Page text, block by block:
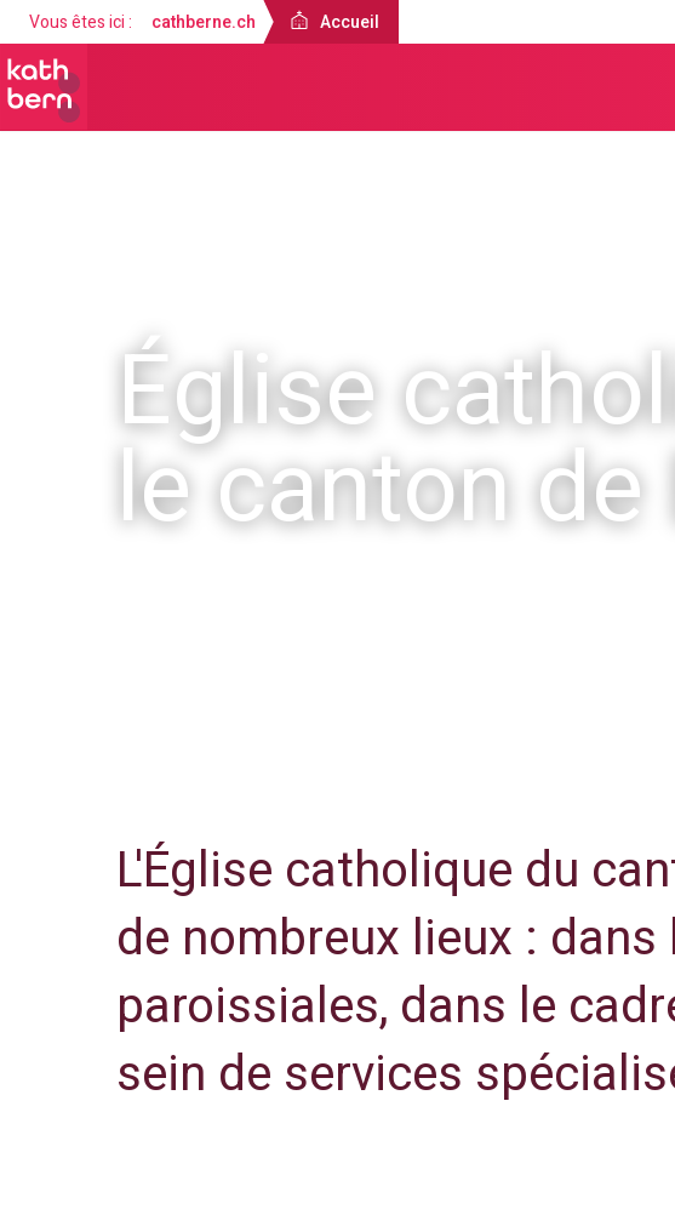
Vous êtes ici : cathberne.ch Accueil
Église
le canton de
L'Église catholique du
de nombreux lieux :
paroissiales, dans le
sein de services